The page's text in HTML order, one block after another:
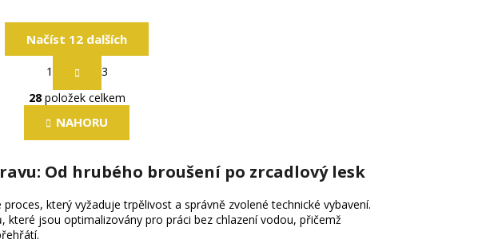
O
v
l
á
a
í
p
Načíst 12 dalších
t
r
á
n
k
v
á
n
í
1
3
28položek celkem
NAHORU
Od hrubého broušení po zrcadlový lesk
který vyžaduje trpělivost a správně zvolené technické vybavení.
které jsou optimalizovány pro práci bez chlazení vodou, přičemž